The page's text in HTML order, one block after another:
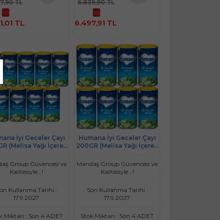
TL
%5
TL
6.839,90 TL
%5
6.497,91 TL
İyi Geceler Çayı
(Melisa Yağı İçeren
(9 Lu Set)
Group Güvencesi ve
Kalitesiyle...!
Kullanma Tarihi :
17.9.2027
Miktarı : Son 4 ADET
Humana İyi Geceler Çayı
200GR (Melisa Yağı İçeren
(8 Li Set)
Mandaş Group Güvencesi ve
Kalitesiyle...!
Son Kullanma Tarihi :
17.9.2027
Stok Miktarı : Son 4 ADET